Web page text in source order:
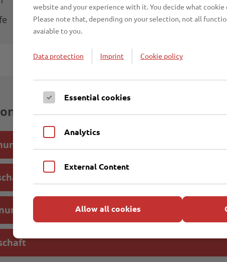
Lübeck
website and your experience with it. You decide what
Please note that, depending on your selection, not all
avaiable to you.
Data protection Imprint Cookie policy
Essential cookies
Analytics
External Content
Allow all cookies